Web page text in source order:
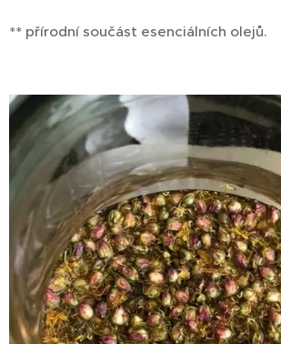
** přírodní součást esenciálních olejů.